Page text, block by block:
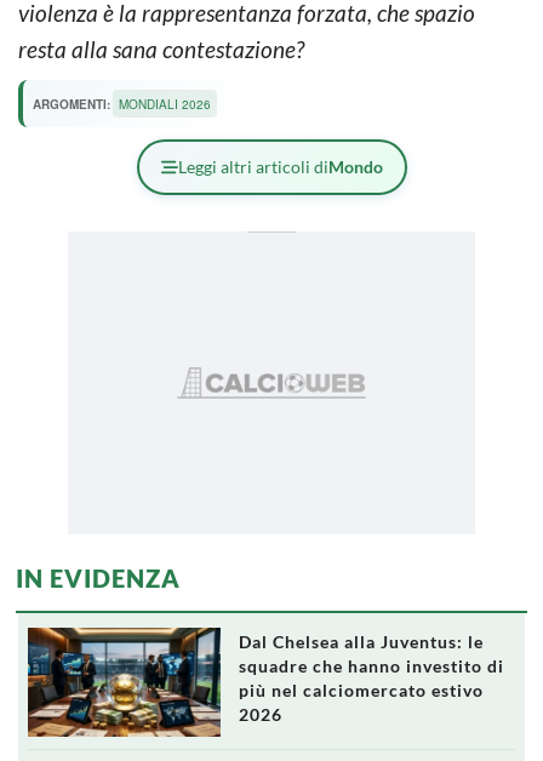
violenza è la rappresentanza forzata, che spazio
resta alla sana contestazione?
ARGOMENTI: MONDIALI 2026
Leggi altri articoli diMondo
IN EVIDENZA
Dal Chelsea alla Juventus: le
squadre che hanno investito di
più nel calciomercato estivo
2026